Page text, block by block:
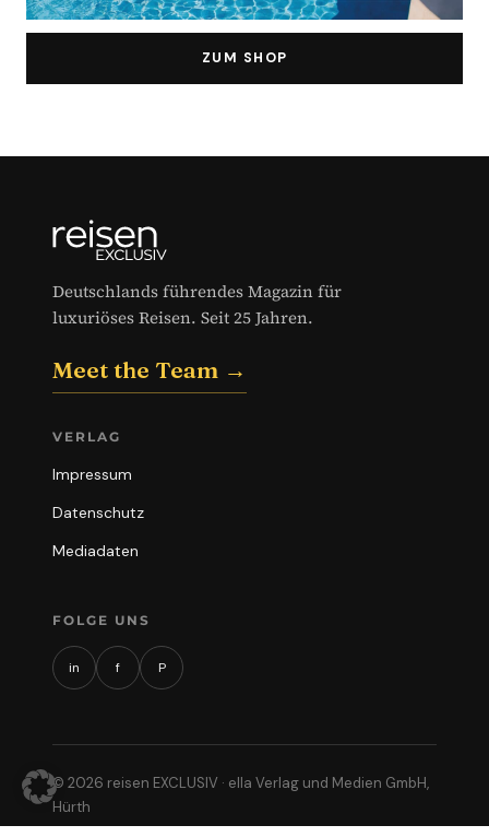
ZUM SHOP
Deutschlands führendes Magazin für
luxuriöses Reisen. Seit 25 Jahren.
Meet the Team →
VERLAG
Impressum
Datenschutz
Mediadaten
FOLGE UNS
in f P
© 2026 reisen EXCLUSIV · ella Verlag und Medien GmbH,
Hürth